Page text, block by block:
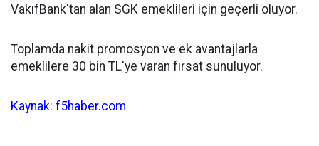
VakıfBank'tan alan SGK emeklileri için geçerli oluyor.
Toplamda nakit promosyon ve ek avantajlarla
emeklilere 30 bin TL'ye varan fırsat sunuluyor.
Kaynak: f5haber.com